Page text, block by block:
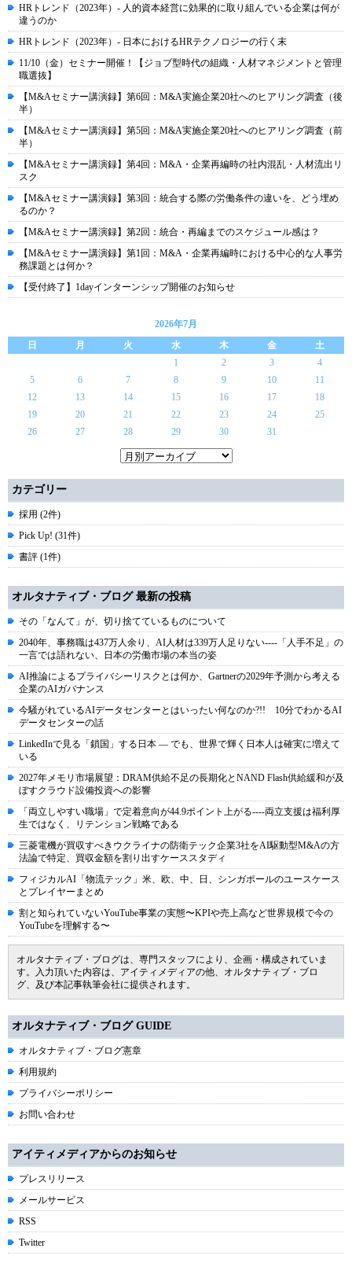
HRトレンド（2023年）- 人的資本経営に効果的に取り組んでいる企業は何が
違うのか
HRトレンド（2023年）- 日本におけるHRテクノロジーの行く末
11/10（金）セミナー開催！【ジョブ型時代の組織・人材マネジメントと管理
職選抜】
【M&Aセミナー講演録】第6回：M&A実施企業20社へのヒアリング調査（後
半）
【M&Aセミナー講演録】第5回：M&A実施企業20社へのヒアリング調査（前
半）
【M&Aセミナー講演録】第4回：M&A・企業再編時の社内混乱・人材流出リ
スク
【M&Aセミナー講演録】第3回：統合する際の労働条件の違いを、どう埋め
るのか？
【M&Aセミナー講演録】第2回：統合・再編までのスケジュール感は？
【M&Aセミナー講演録】第1回：M&A・企業再編時における中心的な人事労
務課題とは何か？
【受付終了】1dayインターンシップ開催のお知らせ
2026年7月
日
月 火 水 木 金
土
1
2 3
4
5
6 7 8 9 10
11
12
13 14 15 16 17
18
19
20 21 22 23 24
25
26
27 28 29 30 31
カテゴリー
採用 (2件)
Pick Up! (31件)
書評 (1件)
オルタナティブ・ブログ 最新の投稿
その「なんて」が、切り捨てているものについて
2040年、事務職は437万人余り、AI人材は339万人足りない----「人手不足」の
一言では語れない、日本の労働市場の本当の姿
AI推論によるプライバシーリスクとは何か、Gartnerの2029年予測から考える
企業のAIガバナンス
今騒がれているAIデータセンターとはいったい何なのか?!! 10分でわかるAI
データセンターの話
LinkedInで見る「鎖国」する日本 ― でも、世界で輝く日本人は確実に増えて
いる
2027年メモリ市場展望：DRAM供給不足の長期化とNAND Flash供給緩和が及
ぼすクラウド設備投資への影響
「両立しやすい職場」で定着意向が44.9ポイント上がる----両立支援は福利厚
生ではなく、リテンション戦略である
三菱電機が買収すべきウクライナの防衛テック企業3社をAI駆動型M&Aの方
法論で特定、買収金額を割り出すケーススタディ
フィジカルAI「物流テック」米、欧、中、日、シンガポールのユースケース
とプレイヤーまとめ
割と知られていないYouTube事業の実態〜KPIや売上高など世界規模で今の
YouTubeを理解する〜
オルタナティブ・ブログは、専門スタッフにより、企画・構成されていま
す。入力頂いた内容は、アイティメディアの他、オルタナティブ・ブロ
グ、及び本記事執筆会社に提供されます。
オルタナティブ・ブログ GUIDE
オルタナティブ・ブログ憲章
利用規約
プライバシーポリシー
お問い合わせ
アイティメディアからのお知らせ
プレスリリース
メールサービス
RSS
Twitter